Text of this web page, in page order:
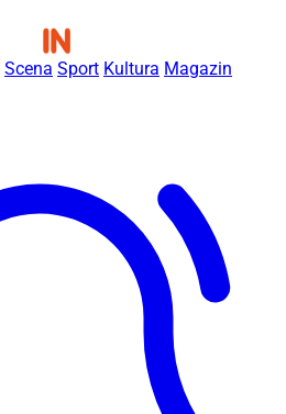
Scena Sport Kultura Magazin